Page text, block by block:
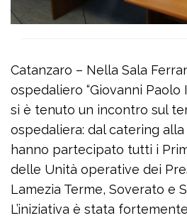
Catanzaro – Nella Sala
ospedaliero “Giovanni Paolo
si è tenuto un incontro sul
ospedaliera: dal catering alla
hanno partecipato tutti i
delle Unità operative dei
Lamezia Terme, Soverato e
L’iniziativa è stata